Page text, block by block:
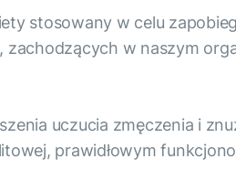
stosowany w celu
zachodzących w naszym
uczucia zmęczenia i
prawidłowym